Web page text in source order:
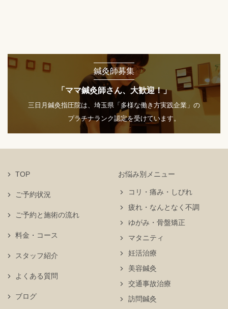
鍼灸師募集
「ママ鍼灸師さん、大歓迎！」
三日月鍼灸指圧院は、埼玉県「多様な働き方実践企業」の
プラチナランク認定を受けています。
TOP
ご予約状況
お悩み別メニュー
コリ・痛み・しびれ
疲れ・なんとなく不調
ゆがみ・骨盤矯正
マタニティ
妊活治療
美容鍼灸
交通事故治療
訪問鍼灸
ご予約と施術の流れ
料金・コース
スタッフ紹介
よくある質問
ブログ